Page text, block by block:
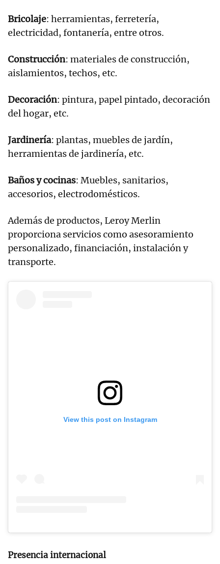
Bricolaje: herramientas, ferretería,
electricidad, fontanería, entre otros.
Construcción: materiales de construcción,
aislamientos, techos, etc.
Decoración: pintura, papel pintado, decoración
del hogar, etc.
Jardinería: plantas, muebles de jardín,
herramientas de jardinería, etc.
Baños y cocinas: Muebles, sanitarios,
accesorios, electrodomésticos.
Además de productos, Leroy Merlin
proporciona servicios como asesoramiento
personalizado, financiación, instalación y
transporte.
View this post on Instagram
Presencia internacional